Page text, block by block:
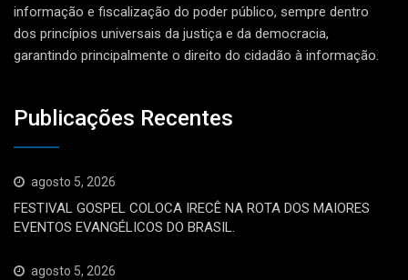
informação e fiscalização do poder público, sempre dentro
dos princípios universais da justiça e da democracia,
garantindo principalmente o direito do cidadão à informação.
Publicações Recentes
agosto 5, 2026
FESTIVAL GOSPEL COLOCA IRECÊ NA ROTA DOS MAIORES
EVENTOS EVANGÉLICOS DO BRASIL.
agosto 5, 2026